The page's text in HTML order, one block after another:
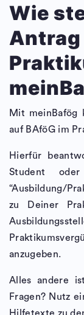
Wie
Antrag
Mit meinBafög
auf BAföG im
Hierfür
Student
“Ausbildung/
zu Deiner
anzugeben.
Alles andere
Fragen? Nutz
Hilfetexte zu